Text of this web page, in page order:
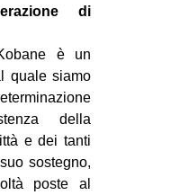
di
è un
quale siamo
della
e dei tanti
sostegno,
poste al